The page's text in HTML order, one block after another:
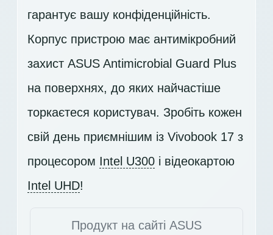
гарантує вашу конфіденційність.
Корпус пристрою має антимікробний
захист ASUS Antimicrobial Guard Plus
на поверхнях, до яких найчастіше
торкаєтеся користувач. Зробіть кожен
свій день приємнішим із Vivobook 17 з
процесором Intel U300 і відеокартою
Intel UHD!
Продукт на сайті ASUS